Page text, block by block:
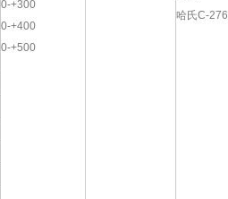
0-+300
0-+400
0-+500
哈氏C-276